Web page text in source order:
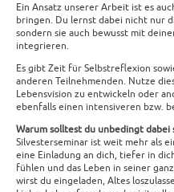
Ein Ansatz unserer Arbeit ist es
bringen. Du lernst dabei nicht nur
sondern sie auch bewusst mit
integrieren.
Es gibt Zeit für Selbstreflexion
anderen Teilnehmenden. Nutze
Lebensvision zu entwickeln oder
ebenfalls einen intensiveren bzw.
Warum solltest du unbedingt dabei
Silvesterseminar ist weit mehr als
eine Einladung an dich, tiefer in
fühlen und das Leben in seiner
wirst du eingeladen, Altes